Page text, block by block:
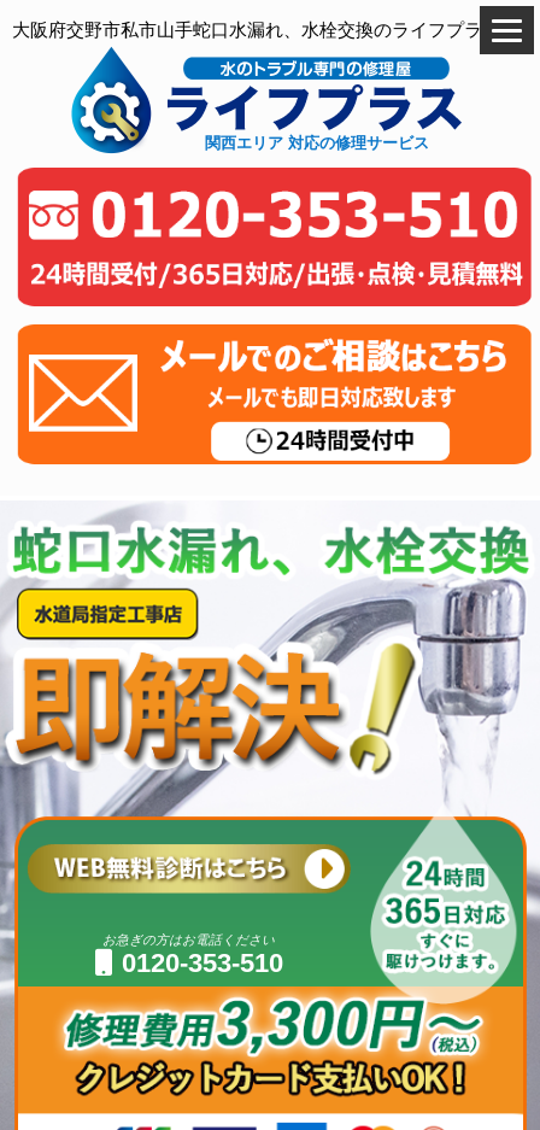
大阪府交野市私市山手蛇口水漏れ、水栓交換のライフプラス
関西エリア 対応の修理サービス
お急ぎの方はお電話ください
0120-353-510